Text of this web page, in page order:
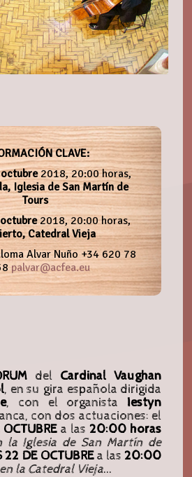
CLAVE:
2018, 20:00 horas,
Iglesia de San Martín de
Tours
2018, 20:00 horas,
Catedral Vieja
Alvar Nuño +34 620 78
palvar@acfea.eu
del Cardinal Vaughan
, en su gira española dirigida
, con el organista Iestyn
con dos actuaciones: el
OCTUBREa las20:00 horas
la Iglesia de San Martín de
22 DE OCTUBREa las20:00
la Catedral Vieja...